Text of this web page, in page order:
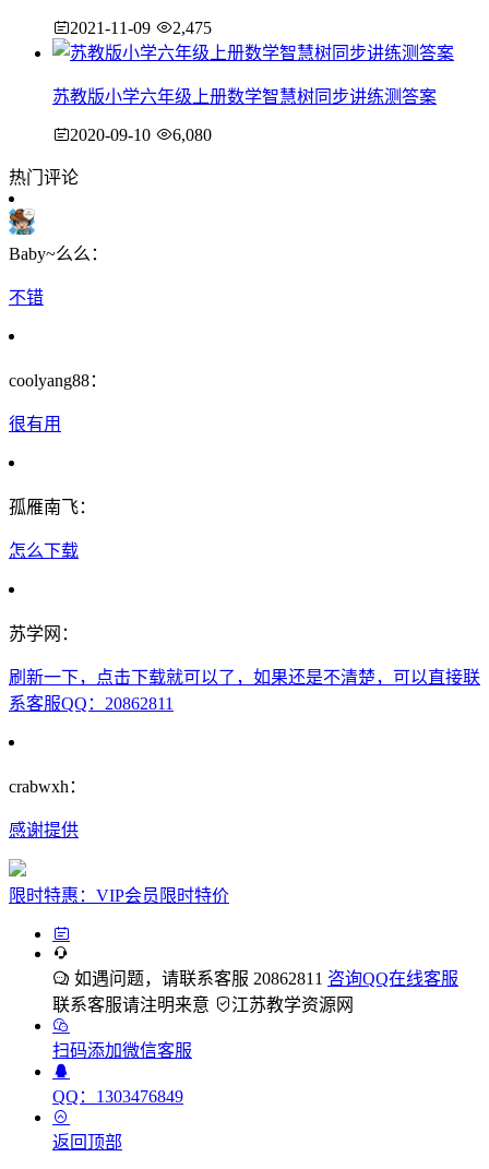
2021-11-09 2,475
苏教版小学六年级上册数学智慧树同步讲练测答案
2020-09-10 6,080
热门评论
Baby~么么：
不错
coolyang88：
很有用
孤雁南飞：
怎么下载
苏学网：
刷新一下，点击下载就可以了，如果还是不清楚，可以直接联
系客服QQ：20862811
crabwxh：
感谢提供
限时特惠：VIP会员限时特价
如遇问题，请联系客服 20862811 咨询QQ在线客服
联系客服请注明来意
江苏教学资源网
扫码添加微信客服
QQ：1303476849
返回顶部